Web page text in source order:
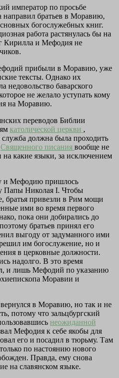
император по просьбе
направил братьев в Моравию,
богослужебных книг.
работа растянулась бы на
Кирилла и Мефодия не
прибыли в Моравию, уже
тексты. Однако их
недовольство баварского
не желало уступать кому
на Моравию.
переводов Библии
католической церкви ,
служба должна была проходить
Священного писания вообще не
какие языки, за исключением
и Мефодию пришлось
Папы Николая I. Чтобы
братья привезли в Рим мощи
ими во время первого
пока они добирались до
братьев принял его
выгоду от задуманного ими
им богослужение, но и
в церковные должности.
надолго. В это время
и лишь Мефодий по указанию
Моравии и
в Моравию, но так и не
потому что зальцбургский
неожиданной
Мефодия к себе якобы для
его и посадил в тюрьму. Там
по настоянию нового
Правда, ему снова
на славянском языке.